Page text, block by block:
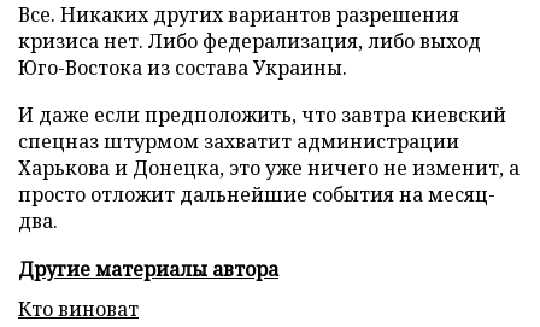
Все. Никаких других вариантов разрешения
кризиса нет. Либо федерализация, либо выход
Юго-Востока из состава Украины.
И даже если предположить, что завтра киевский
спецназ штурмом захватит администрации
Харькова и Донецка, это уже ничего не изменит, а
просто отложит дальнейшие события на месяц-
два.
Другие материалы автора
Кто виноват